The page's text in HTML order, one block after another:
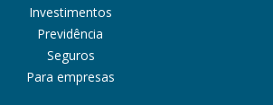
Investimentos
Previdência
Seguros
Para empresas